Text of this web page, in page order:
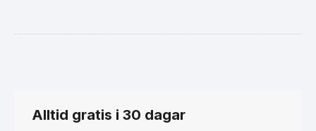
Alltid gratis i 30 dagar